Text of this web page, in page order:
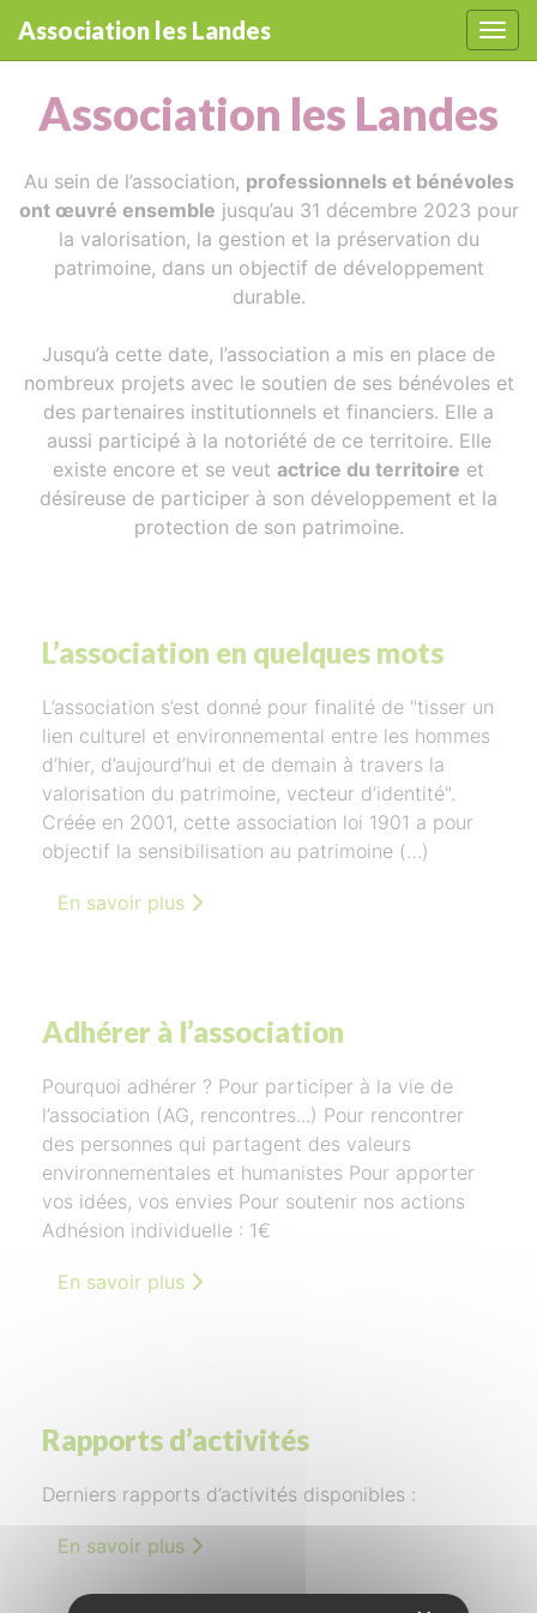
Association les Landes
Association les Landes
Au sein de l’association, professionnels et bénévoles
ont œuvré ensemble jusqu’au 31 décembre 2023 pour
la valorisation, la gestion et la préservation du
patrimoine, dans un objectif de développement
durable.
Jusqu’à cette date, l’association a mis en place de
nombreux projets avec le soutien de ses bénévoles et
des partenaires institutionnels et financiers. Elle a
aussi participé à la notoriété de ce territoire. Elle
existe encore et se veut actrice du territoire et
désireuse de participer à son développement et la
protection de son patrimoine.
L’association en quelques mots
L’association s’est donné pour finalité de "tisser un
lien culturel et environnemental entre les hommes
d’hier, d’aujourd’hui et de demain à travers la
valorisation du patrimoine, vecteur d’identité".
Créée en 2001, cette association loi 1901 a pour
objectif la sensibilisation au patrimoine (…)
En savoir plus
Adhérer à l’association
Pourquoi adhérer ? Pour participer à la vie de
l’association (AG, rencontres...) Pour rencontrer
des personnes qui partagent des valeurs
environnementales et humanistes Pour apporter
vos idées, vos envies Pour soutenir nos actions
Adhésion individuelle : 1€
En savoir plus
Rapports d’activités
Derniers rapports d’activités disponibles :
En savoir plus
Panneau de gestion des cookies